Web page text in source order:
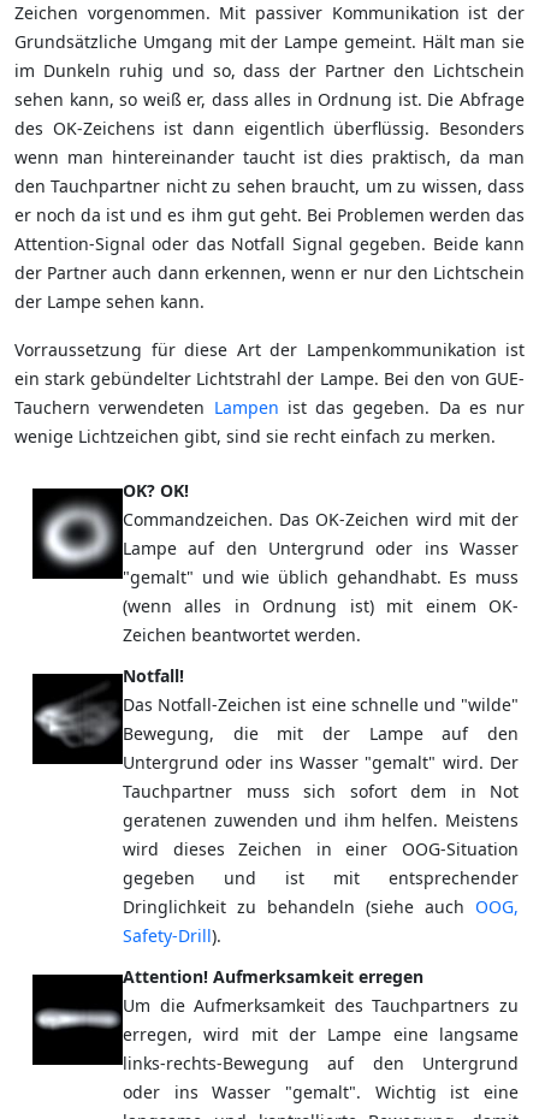
Zeichen vorgenommen. Mit passiver Kommunikation ist der
Grundsätzliche Umgang mit der Lampe gemeint. Hält man sie
im Dunkeln ruhig und so, dass der Partner den Lichtschein
sehen kann, so weiß er, dass alles in Ordnung ist. Die Abfrage
des OK-Zeichens ist dann eigentlich überflüssig. Besonders
wenn man hintereinander taucht ist dies praktisch, da man
den Tauchpartner nicht zu sehen braucht, um zu wissen, dass
er noch da ist und es ihm gut geht. Bei Problemen werden das
Attention-Signal oder das Notfall Signal gegeben. Beide kann
der Partner auch dann erkennen, wenn er nur den Lichtschein
der Lampe sehen kann.
Vorraussetzung für diese Art der Lampenkommunikation ist
ein stark gebündelter Lichtstrahl der Lampe. Bei den von GUE-
Tauchern verwendeten Lampen ist das gegeben. Da es nur
wenige Lichtzeichen gibt, sind sie recht einfach zu merken.
OK? OK!
Commandzeichen. Das OK-Zeichen wird mit der
Lampe auf den Untergrund oder ins Wasser
"gemalt" und wie üblich gehandhabt. Es muss
(wenn alles in Ordnung ist) mit einem OK-
Zeichen beantwortet werden.
Notfall!
Das Notfall-Zeichen ist eine schnelle und "wilde"
Bewegung, die mit der Lampe auf den
Untergrund oder ins Wasser "gemalt" wird. Der
Tauchpartner muss sich sofort dem in Not
geratenen zuwenden und ihm helfen. Meistens
wird dieses Zeichen in einer OOG-Situation
gegeben und ist mit entsprechender
Dringlichkeit zu behandeln (siehe auch OOG,
Safety-Drill).
Attention! Aufmerksamkeit erregen
Um die Aufmerksamkeit des Tauchpartners zu
erregen, wird mit der Lampe eine langsame
links-rechts-Bewegung auf den Untergrund
oder ins Wasser "gemalt". Wichtig ist eine